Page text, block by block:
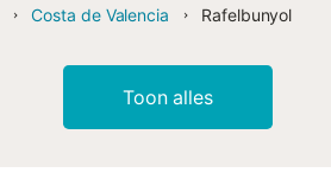
Costa de Valencia Rafelbunyol
Toon alles